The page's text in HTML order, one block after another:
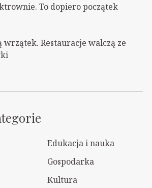
To dopiero początek
wrzątek. Restauracje walczą ze
Edukacja i nauka
Gospodarka
Kultura